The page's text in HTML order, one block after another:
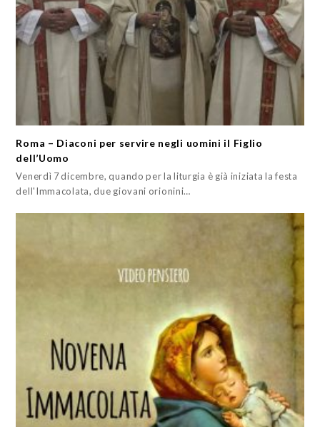
Roma – Diaconi per servire negli uomini il Figlio
dell’Uomo
Venerdì 7 dicembre, quando per la liturgia è già iniziata la festa
dell'Immacolata, due giovani orionini…